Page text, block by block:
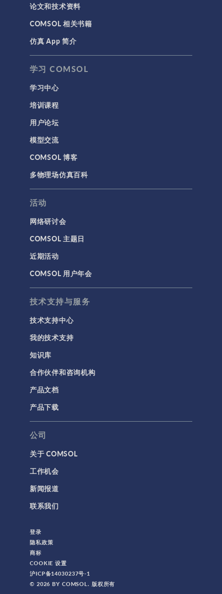
结构 & 声学
MEMS & 压电器件
声学与振动
岩土力学
材料模型
结构力学
结构动力学
API
代理模型
仿真 App
基于方程建模
安装与许可证管理
建模工具和定义
材料
物理场接口
用户界面
研究与求解器
简介
结果与可视化
网格
集群计算和云计算
3D 打印
AC/DC 模块
App 开发器简介视频
CFD 模块
RF 模块
优化模块
论文和技术资料
COMSOL 相关书籍
仿真 App 简介
学习 COMSOL
学习中心
培训课程
用户论坛
模型交流
COMSOL 博客
多物理场仿真百科
活动
网络研讨会
COMSOL 主题日
近期活动
COMSOL 用户年会
技术支持与服务
技术支持中心
我的技术支持
知识库
合作伙伴和咨询机构
产品文档
产品下载
公司
关于 COMSOL
工作机会
新闻报道
联系我们
登录
隐私政策
商标
COOKIE 设置
沪ICP备14030237号-1
© 2026 BY COMSOL. 版权所有